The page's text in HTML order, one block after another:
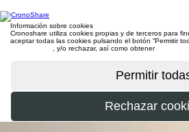
Información sobre cookies
Cronoshare utiliza cookies propias y de terceros para
aceptar todas las cookies pulsando el botón “Permitir
, y/o rechazar, así como obtener